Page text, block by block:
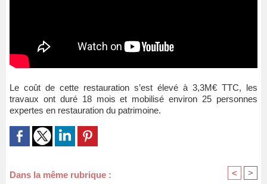
Le coût de cette restauration s’est élevé à 3,3M€ TTC, les
travaux ont duré 18 mois et mobilisé environ 25 personnes
expertes en restauration du patrimoine.
Dans la même rubrique : < >